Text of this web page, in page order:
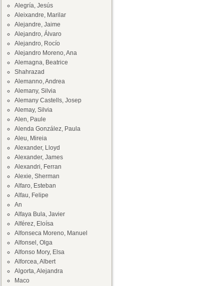
Alegría, Jesús
Aleixandre, Marilar
Alejandre, Jaime
Alejandro, Álvaro
Alejandro, Rocío
Alejandro Moreno, Ana
Alemagna, Beatrice
Shahrazad
Alemanno, Andrea
Alemany, Silvia
Alemany Castells, Josep
Alemay, Silvia
Alen, Paule
Alenda González, Paula
Aleu, Mireia
Alexander, Lloyd
Alexander, James
Alexandri, Ferran
Alexie, Sherman
Alfaro, Esteban
Alfau, Felipe
An
Alfaya Bula, Javier
Alférez, Eloísa
Alfonseca Moreno, Manuel
Alfonsel, Olga
Alfonso Mory, Elsa
Alforcea, Albert
Algorta, Alejandra
Maco